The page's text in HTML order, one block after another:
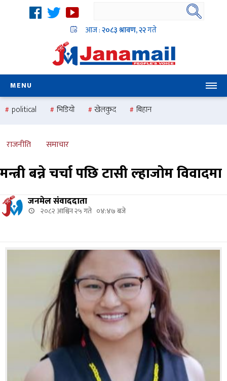
आज :२०८३ श्रावण, २२गते
MENU
political भिडियो खेलकुद
बिहान
national
health
राजनीति समाचार
मन्त्री बन्ने चर्चा पछि टासी ल्हाजोम विवादमा
जनमेल संवाददाता
२०८२ आश्विन २५ गते ०४:४७ बजे